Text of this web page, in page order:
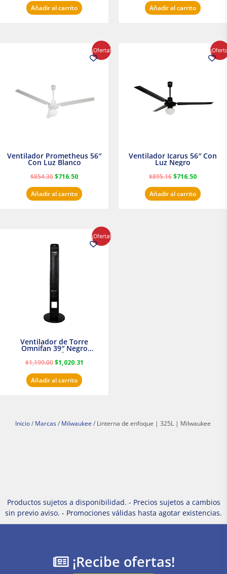
Añadir al carrito Añadir al carrito
¡Oferta!
Ventilador Prometheus 56″
Con Luz Blanco
$854.30$716.50
precio
actual
Añadir al carrito
Ventilador Icarus 56″ Con
Luz Negro
$895.16$716.50
precio
actual
Añadir al carrito
¡Oferta!
Ventilador de Torre
Omnifan 39″ Negro
Masterfan
$1,199.00
original
era:
$1,020.31
precio
actual
Añadir al carrito
Inicio / Marcas / Milwaukee / Linterna de enfoque | 325L | Milwaukee
Productos sujetos a disponibilidad. - Precios sujetos a cambios
sin previo aviso. - Promociones válidas hasta agotar existencias.
¡Recibe ofertas!